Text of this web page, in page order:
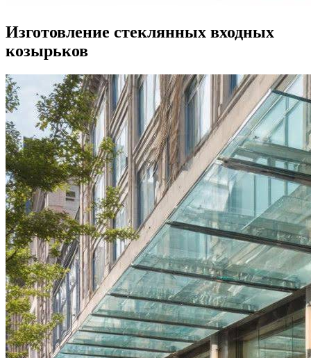
Изготовление стеклянных входных
козырьков